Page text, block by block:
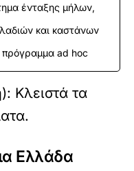
ένταξης μήλων,
και καστάνων
πρόγραμμα ad hoc
Κλειστά τα
Ελλάδα